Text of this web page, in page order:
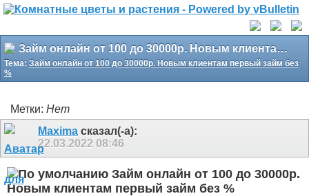
Займ онлайн от 100 до 30000р. Новым клиентам первый займ без %
Тема: Займ онлайн от 100 до 30000р. Новым клиентам первый займ без
%
Метки: Нет
Maxima сказал(-а):
22.03.2022 08:46
Займ онлайн от 100 до 30000р.
Новым клиентам первый займ без %